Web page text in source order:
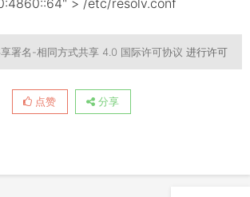
> /etc/resolv.conf
署名-相同方式共享 4.0 国际许可协议 进行许可
点赞 分享